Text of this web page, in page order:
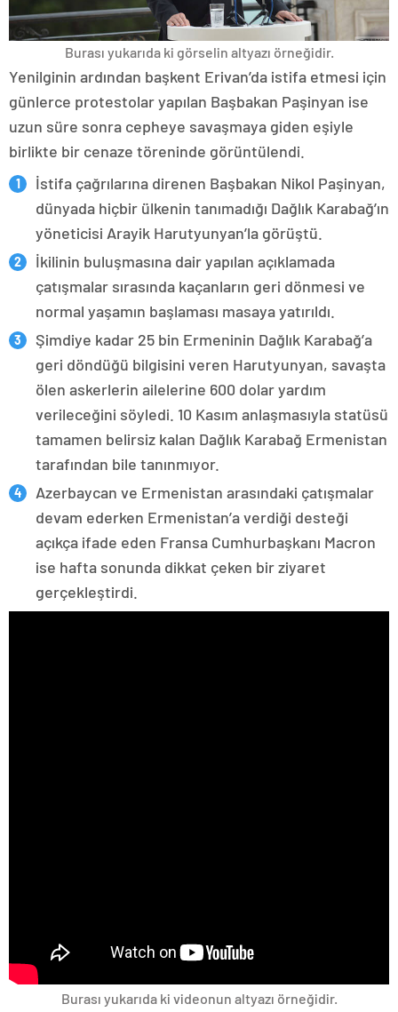
Burası yukarıda ki görselin altyazı örneğidir.
Yenilginin ardından başkent Erivan’da istifa etmesi için
günlerce protestolar yapılan Başbakan Paşinyan ise
uzun süre sonra cepheye savaşmaya giden eşiyle
birlikte bir cenaze töreninde görüntülendi.
İstifa çağrılarına direnen Başbakan Nikol Paşinyan,
dünyada hiçbir ülkenin tanımadığı Dağlık Karabağ’ın
yöneticisi Arayik Harutyunyan’la görüştü.
İkilinin buluşmasına dair yapılan açıklamada
çatışmalar sırasında kaçanların geri dönmesi ve
normal yaşamın başlaması masaya yatırıldı.
Şimdiye kadar 25 bin Ermeninin Dağlık Karabağ’a
geri döndüğü bilgisini veren Harutyunyan, savaşta
ölen askerlerin ailelerine 600 dolar yardım
verileceğini söyledi. 10 Kasım anlaşmasıyla statüsü
tamamen belirsiz kalan Dağlık Karabağ Ermenistan
tarafından bile tanınmıyor.
Azerbaycan ve Ermenistan arasındaki çatışmalar
devam ederken Ermenistan’a verdiği desteği
açıkça ifade eden Fransa Cumhurbaşkanı Macron
ise hafta sonunda dikkat çeken bir ziyaret
gerçekleştirdi.
Burası yukarıda ki videonun altyazı örneğidir.